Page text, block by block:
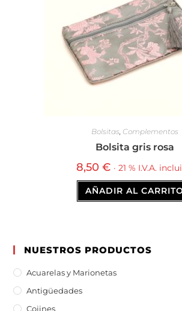
Bolsitas Complementos
Bolsita gris rosa
8,50 € · 21 % I.V.A.
AÑADIR AL
NUESTROS PRODUCTOS
Acuarelas y Marionetas
Antigüedades
Cojines